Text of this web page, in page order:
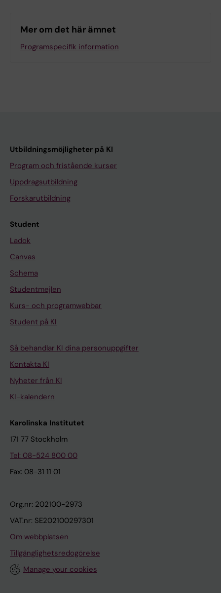
Mer om det här ämnet
Programspecifik information
Utbildningsmöjligheter på KI
Program och fristående kurser
Uppdragsutbildning
Forskarutbildning
Student
Ladok
Canvas
Schema
Studentmejlen
Kurs- och programwebbar
Student på KI
Så behandlar KI dina personuppgifter
Kontakta KI
Nyheter från KI
KI-kalendern
Karolinska Institutet
171 77 Stockholm
Tel: 08-524 800 00
Fax: 08-31 11 01
Org.nr: 202100-2973
VAT.nr: SE202100297301
Om webbplatsen
Tillgänglighetsredogörelse
Manage your cookies